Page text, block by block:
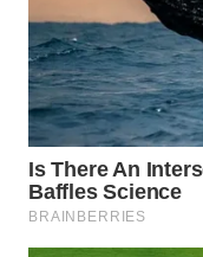
WN
TEBING
TINGGI
WN
PAKPAK
WN